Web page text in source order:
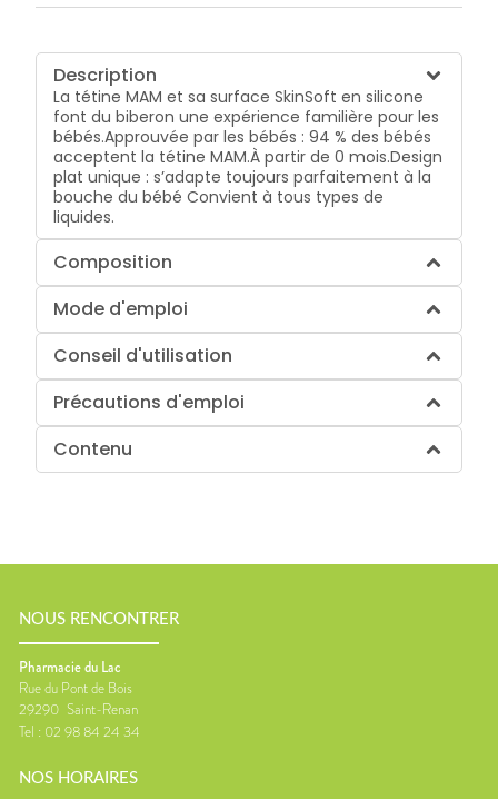
Description
La tétine MAM et sa surface SkinSoft en silicone
font du biberon une expérience familière pour les
bébés.Approuvée par les bébés : 94 % des bébés
acceptent la tétine MAM.À partir de 0 mois.Design
plat unique : s’adapte toujours parfaitement à la
bouche du bébé Convient à tous types de
liquides.
Composition
Mode d'emploi
Conseil d'utilisation
Précautions d'emploi
Contenu
NOUS RENCONTRER
Pharmacie du Lac
Rue du Pont de Bois
29290 Saint-Renan
Tel : 02 98 84 24 34
NOS HORAIRES